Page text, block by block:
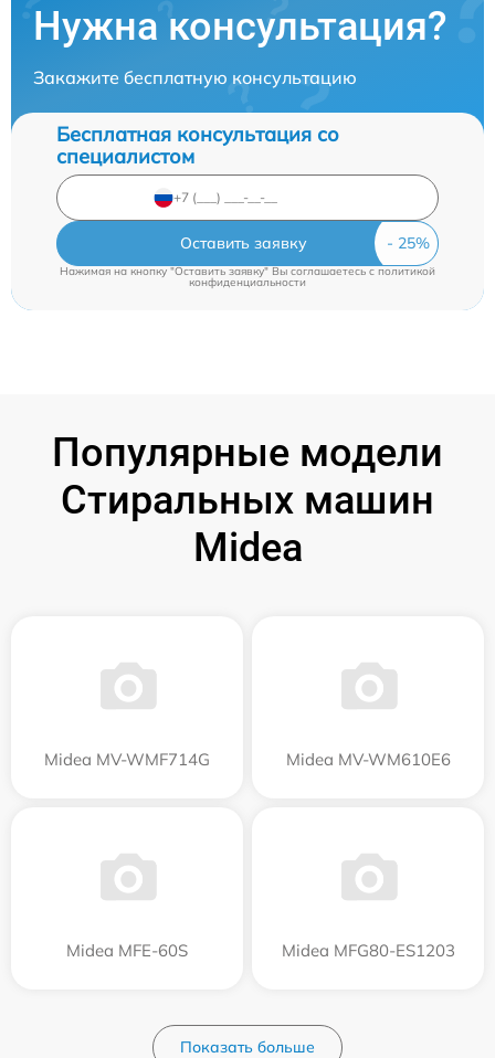
Нужна консультация?
Закажите бесплатную консультацию
Бесплатная консультация со
специалистом
Оставить заявку
Нажимая на кнопку "Оставить заявку" Вы соглашаетесь cполитикой
конфиденциальности
Популярные модели
Стиральных машин
Midea
Midea MV-WMF714G Midea MV-WM610E6
Midea MFE-60S Midea MFG80-ES1203
Показать больше